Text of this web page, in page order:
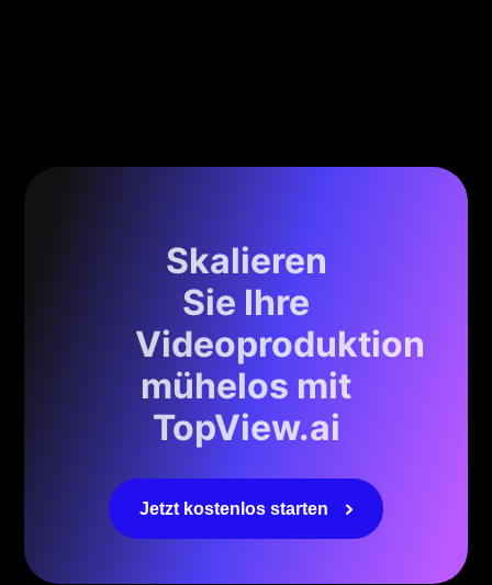
Skalieren
Sie Ihre
Videoproduktion
mühelos mit
TopView.ai
Jetzt kostenlos starten